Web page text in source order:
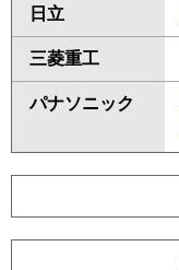
日立
三菱重工
パナソニック
ダイキン